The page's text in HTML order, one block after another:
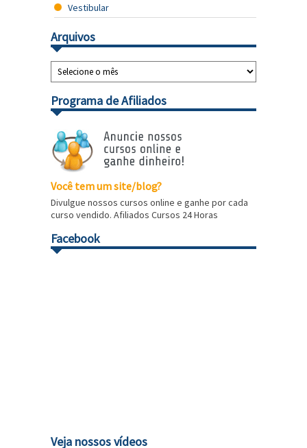
Vestibular
Arquivos
Programa de Afiliados
Você tem um site/blog?
Divulgue nossos cursos online e ganhe por cada
curso vendido. Afiliados Cursos 24 Horas
Facebook
Veja nossos vídeos